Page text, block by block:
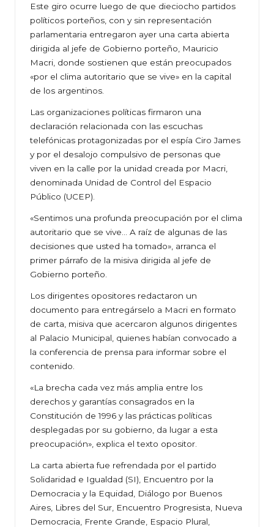
Este giro ocurre luego de que dieciocho partidos
políticos porteños, con y sin representación
parlamentaria entregaron ayer una carta abierta
dirigida al jefe de Gobierno porteño, Mauricio
Macri, donde sostienen que están preocupados
«por el clima autoritario que se vive» en la capital
de los argentinos.
Las organizaciones políticas firmaron una
declaración relacionada con las escuchas
telefónicas protagonizadas por el espía Ciro James
y por el desalojo compulsivo de personas que
viven en la calle por la unidad creada por Macri,
denominada Unidad de Control del Espacio
Público (UCEP).
«Sentimos una profunda preocupación por el clima
autoritario que se vive… A raíz de algunas de las
decisiones que usted ha tomado», arranca el
primer párrafo de la misiva dirigida al jefe de
Gobierno porteño.
Los dirigentes opositores redactaron un
documento para entregárselo a Macri en formato
de carta, misiva que acercaron algunos dirigentes
al Palacio Municipal, quienes habían convocado a
la conferencia de prensa para informar sobre el
contenido.
«La brecha cada vez más amplia entre los
derechos y garantías consagrados en la
Constitución de 1996 y las prácticas políticas
desplegadas por su gobierno, da lugar a esta
preocupación», explica el texto opositor.
La carta abierta fue refrendada por el partido
Solidaridad e Igualdad (SI), Encuentro por la
Democracia y la Equidad, Diálogo por Buenos
Aires, Libres del Sur, Encuentro Progresista, Nueva
Democracia, Frente Grande, Espacio Plural,